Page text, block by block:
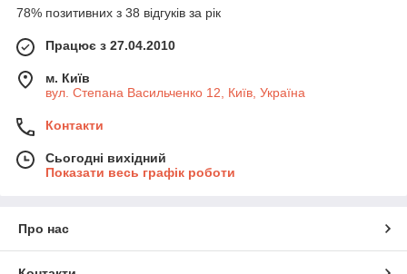
78% позитивних з 38 відгуків за рік
Працює з 27.04.2010
м. Київ
вул. Степана Васильченко 12, Київ, Україна
Контакти
Сьогодні вихідний
Показати весь графік роботи
Про нас